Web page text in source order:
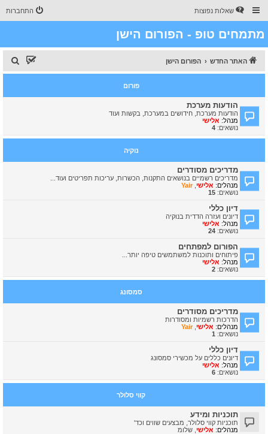
שאלות נפוצות התחברות
מתמחים טופ - הפורום הישן
האתר החדש הפורום הישן
י
פורום
הודעות מערכת
הודעות מערכת, חידושים במערכת, בקשות ועוד
מנהל: אלישי
נושאים: 4
נוקיה
מדריכים מסודרים
מדריכים רשמיים בנושאים התקנות, הכשרות, עריכות תפריטים ועוד...
מנהלים: אלישי ,
Yair
נושאים: 15
דיון כללי
דיונים ועזרה הדדית בנוקיה
מנהל: אלישי
נושאים: 24
הפורום למפתחים
פיתוחים ותוכנות למשתמשים טיפה יותר...
מנהל: אלישי
נושאים: 2
סמסונג
מדריכים מסודרים
הדרכות רשמיות ומסודרות
מנהלים: אלישי ,
Yair
נושאים: 1
דיון כללי
דיונים כללים על מכשירי סמסונג
מנהל: אלישי
נושאים: 6
קווי סלולר
תוכניות ומידע
תוכניות קווי סלולר, מבצעים שווים וכד'
מנהלים: אלישי שלומ